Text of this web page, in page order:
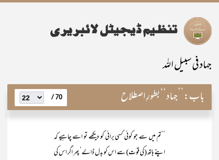
جہاد فی سبیل اللہ
باب: ’’جہاد‘‘ بطورِ اصطلاح 70 /
’’تم میں سے جو کوئی کسی برائی کو دیکھے تو اسے چاہیے کہ
اپنے ہاتھ (کی قوت) سے اس کو بدل ڈالے‘ پھر اگر اس کی